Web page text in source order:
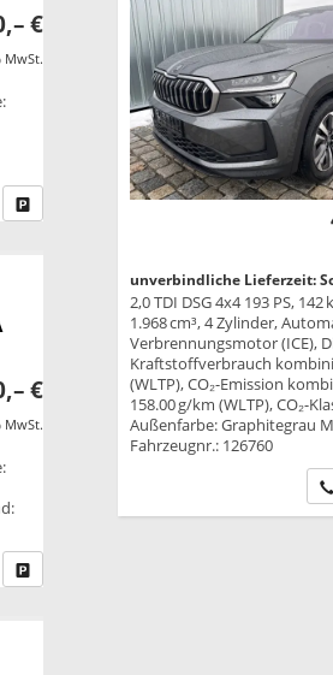
€
MwSt.
anDatei, Fahrzeugexposé drucken
Drucken, parken oder vergleichen
€
MwSt.
an
Datei, Fahrzeugexposé drucken
unverbindliche Lieferzeit:
2,0 TDI DSG 4x4 193 PS, 142
1.968 cm³, 4 Zylinder,
Verbrennungsmotor (ICE),
Kraftstoffverbrauch
(WLTP), CO₂-Emission
158.00 g/km (WLTP), CO₂-
Außenfarbe: Graphitegrau
Fahrzeugnr.: 126760